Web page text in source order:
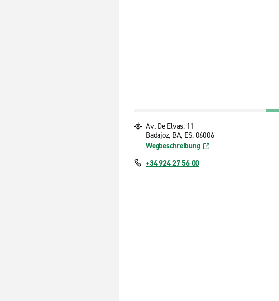
Av. De Elvas, 11
Badajoz, BA, ES, 06006
Wegbeschreibung
+34 924 27 56 00